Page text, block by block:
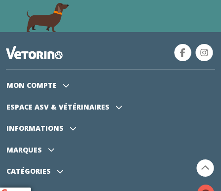
MON COMPTE
ESPACE ASV & VÉTÉRINAIRES
INFORMATIONS
MARQUES
CATÉGORIES